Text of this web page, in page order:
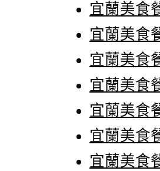
宜蘭美食
宜蘭美食
宜蘭美食
宜蘭美食
宜蘭美食
宜蘭美食
宜蘭美食